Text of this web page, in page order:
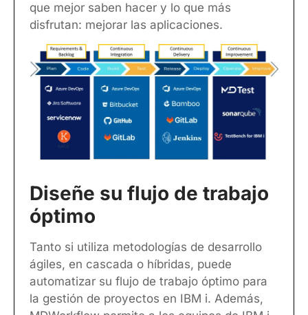
que mejor saben hacer y lo que más
disfrutan: mejorar las aplicaciones.
Diseñe su flujo de trabajo
óptimo
Tanto si utiliza metodologías de desarrollo
ágiles, en cascada o híbridas, puede
automatizar su flujo de trabajo óptimo para
la gestión de proyectos en IBM i. Además,